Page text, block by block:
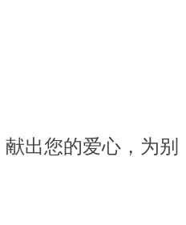
出您的爱心，为别